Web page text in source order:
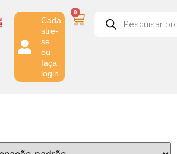
Cada
stre-
se
ou
faça
login
0